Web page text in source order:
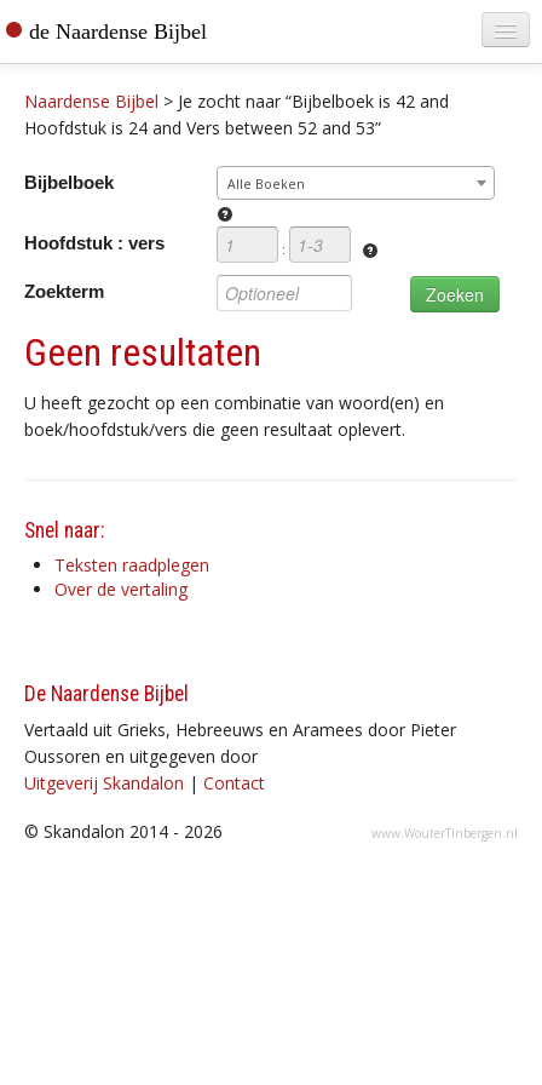
de Naardense Bijbel
Teksten raadplegen
Bijbel bestellen
Naardense Bijbel > Je zocht naar “Bijbelboek is 42 and
Hoofdstuk is 24 and Vers between 52 and 53”
Bijbelboek Alle Boeken
Hoofdstuk : vers :
Zoekterm
Geen resultaten
U heeft gezocht op een combinatie van woord(en) en
boek/hoofdstuk/vers die geen resultaat oplevert.
Snel naar:
Teksten raadplegen
Over de vertaling
De Naardense Bijbel
Vertaald uit Grieks, Hebreeuws en Aramees door Pieter
Oussoren en uitgegeven door
Uitgeverij Skandalon | Contact
www.WouterTinbergen.nl
© Skandalon 2014 - 2026